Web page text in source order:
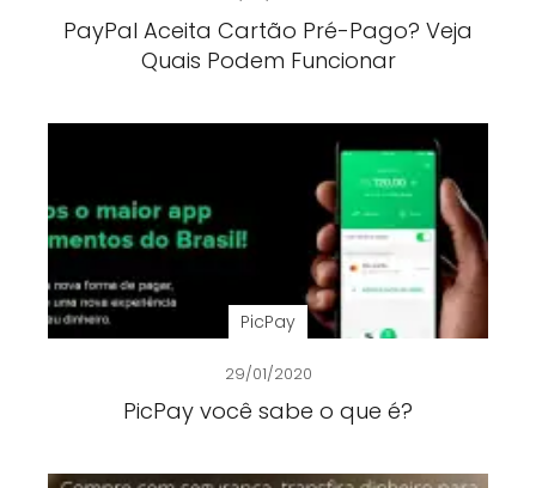
PayPal Aceita Cartão Pré-Pago? Veja
Quais Podem Funcionar
PicPay
29/01/2020
PicPay você sabe o que é?